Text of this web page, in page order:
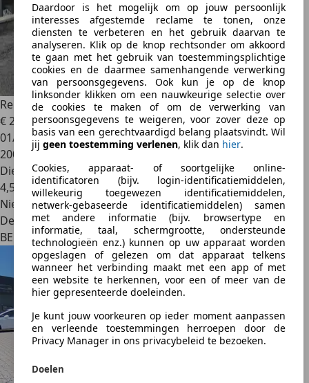
Daardoor is het mogelijk om op jouw persoonlijk
interesses afgestemde reclame te tonen, onze
diensten te verbeteren en het gebruik daarvan te
analyseren. Klik op de knop rechtsonder om akkoord
te gaan met het gebruik van toestemmingsplichtige
cookies en de daarmee samenhangende verwerking
van persoonsgegevens. Ook kun je op de knop
linksonder klikken om een nauwkeurige selectie over
de cookies te maken of om de verwerking van
persoonsgegevens te weigeren, voor zover deze op
basis van een gerechtvaardigd belang plaatsvindt. Wil
jij geen toestemming verlenen, klik dan hier.
Cookies, apparaat- of soortgelijke online-
identificatoren (bijv. login-identificatiemiddelen,
willekeurig toegewezen identificatiemiddelen,
netwerk-gebaseerde identificatiemiddelen) samen
met andere informatie (bijv. browsertype en
informatie, taal, schermgrootte, ondersteunde
technologieën enz.) kunnen op uw apparaat worden
opgeslagen of gelezen om dat apparaat telkens
wanneer het verbinding maakt met een app of met
een website te herkennen, voor een of meer van de
hier gepresenteerde doeleinden.
Je kunt jouw voorkeuren op ieder moment aanpassen
en verleende toestemmingen herroepen door de
Privacy Manager in ons privacybeleid te bezoeken.
Doelen
Renault Megane Mégane SW 1.5 dCi / Tom Tom / Clim /
€ 2.600
01/2010
200.699 km
Diesel
4,5 l/100 km (comb.)
Nieuw
Dealer
BE 6060